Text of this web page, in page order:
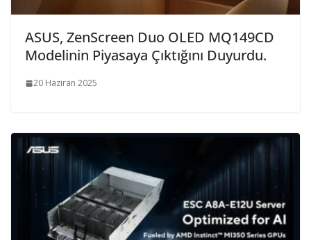
ASUS, ZenScreen Duo OLED MQ149CD
Modelinin Piyasaya Çıktığını Duyurdu.
20 Haziran 2025